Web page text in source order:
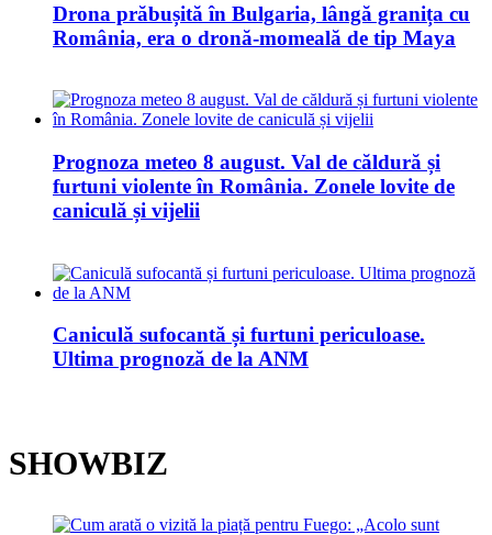
Drona prăbușită în Bulgaria, lângă granița cu
România, era o dronă-momeală de tip Maya
Prognoza meteo 8 august. Val de căldură și
furtuni violente în România. Zonele lovite de
caniculă și vijelii
Caniculă sufocantă și furtuni periculoase.
Ultima prognoză de la ANM
SHOWBIZ